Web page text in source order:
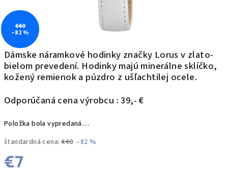
Dámske náramkové hodinky značky Lorus v zlato-
bielom prevedení. Hodinky majú minerálne sklíčko,
kožený remienok a púzdro z ušľachtilej ocele.
Odporúčaná cena výrobcu : 39,- €
Položka bola vypredaná…
štandardná cena: €40 –82 %
€7
€40
–82 %